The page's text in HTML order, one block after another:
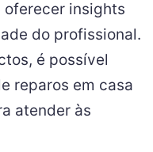
insights
do profissional.
é possível
reparos em casa
atender às